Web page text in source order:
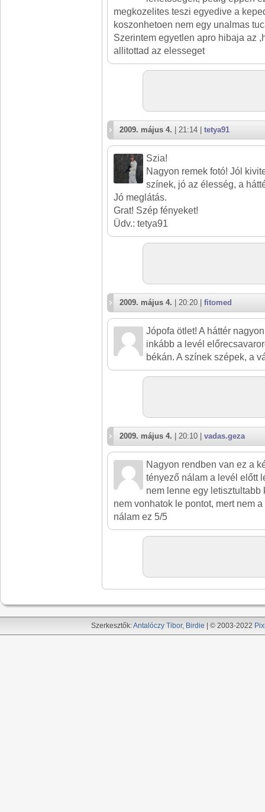
megkozelites teszi egyedive a
koszonhetoen nem egy unalmas
Szerintem egyetlen apro hibaja az
allitottad az elesseget
2009. május 4. | 21:14 | tetya91
Szia!
Nagyon remek fotó! Jól
színek, jó az élesség, a
Jó meglátás.
Grat! Szép fényeket!
Üdv.: tetya91
2009. május 4. | 20:20 | fitomed
Jópofa ötlet! A háttér
inkább a levél
békán. A színek szépek, a
2009. május 4. | 20:10 | vadas.geza
Nagyon rendben van ez a
tényező nálam a levél előtt
nem lenne egy letisztultabb
nem vonhatok le pontot, mert nem
nálam ez 5/5
Szerkesztők:Antalóczy Tibor, Birdie | © 2003-2022